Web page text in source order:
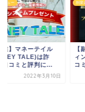
ビュー
業】マネーテイル
TALE)は詐
口コミと評判に...
2022年3月10日
副業
【
ィ
コ